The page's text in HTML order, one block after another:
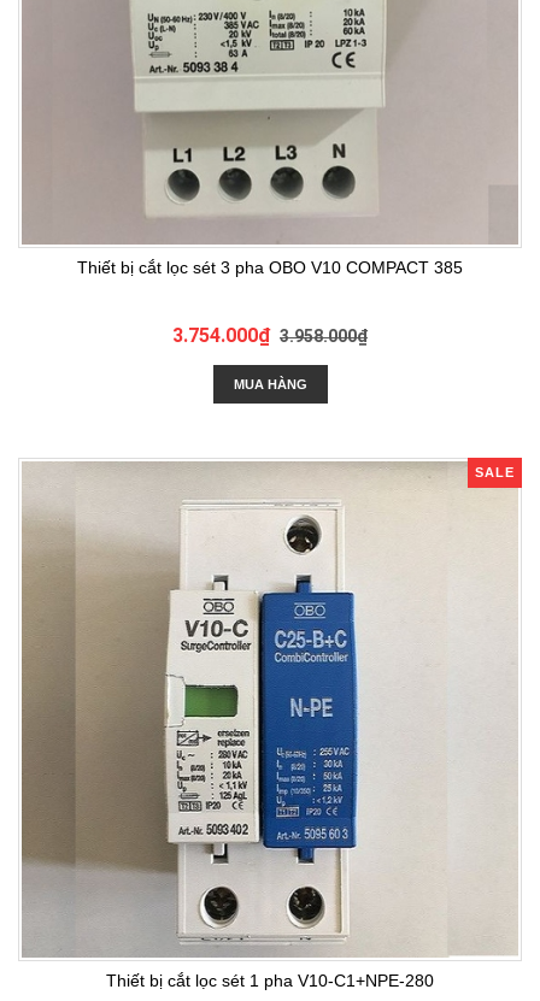
Thiết bị cắt lọc sét 3 pha OBO V10 COMPACT 385
3.754.000₫ 3.958.000₫
MUA HÀNG
SALE
Thiết bị cắt lọc sét 1 pha V10-C1+NPE-280